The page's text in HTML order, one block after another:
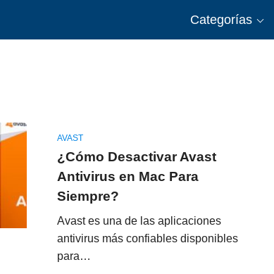
Categorías
AVAST
¿Cómo Desactivar Avast
Antivirus en Mac Para
Siempre?
Avast es una de las aplicaciones
antivirus más confiables disponibles
para…